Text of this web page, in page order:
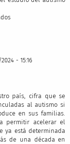
- 15:16
país, cifra que se
al autismo si
en sus familias.
permitir acelerar el
ya está determinada
de una década en